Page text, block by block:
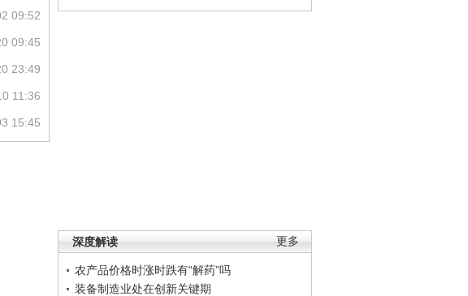
更多
深度解读
农产品价格时涨时跌有“解药”吗
装备制造业处在创新关键期
09:52
09:45
23:49
11:36
15:45